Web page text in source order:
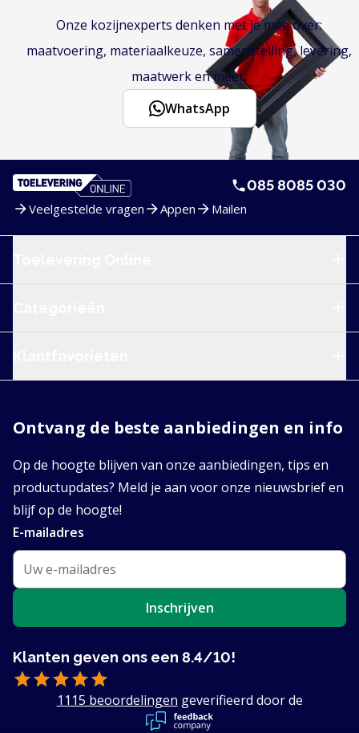
Onze kozijnexperts denken met je mee over:
maatvoering, materiaalkeuze, samenstelling, levering,
maatwerk en meer.
WhatsApp
085 8085 030
Veelgestelde vragen Appen Mailen
Ontvang de beste aanbiedingen en info
Op de hoogte blijven van onze aanbiedingen, tips en
productupdates? Meld je aan voor onze nieuwsbrief en
blijf op de hoogte!
E-mailadres
Inschrijven
Klanten geven ons een 8.4/10!
1115 beoordelingen geverifieerd door de